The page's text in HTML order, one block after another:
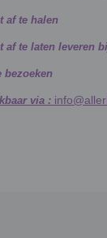
af te halen
af te laten leveren
bezoeken
via :